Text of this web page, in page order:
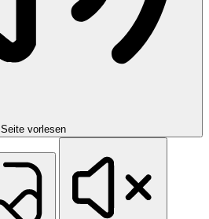
Seite vorlesen